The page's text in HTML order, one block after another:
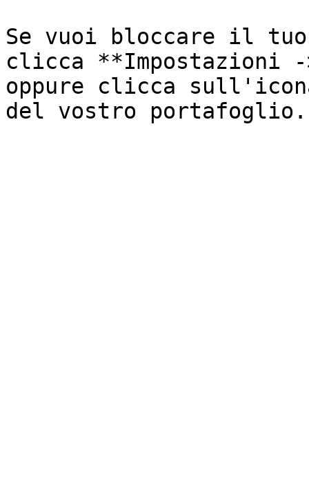
Se vuoi bloccare il
clicca **Impostazioni
oppure clicca